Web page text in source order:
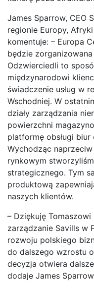
James Sparrow, CEO
regionie Europy,
komentuje: – Europa
będzie
Odzwierciedli to
międzynarodowi
świadczenie usług w
Wschodniej. W
działy zarządzania
powierzchni
platformę obsługi
Wychodząc
rynkowym
strategicznego. Tym
produktową
naszych klientów.
– Dziękuję
zarządzanie Savills w
rozwoju polskiego
do dalszego wzrostu
decyzja otwiera
dodaje James